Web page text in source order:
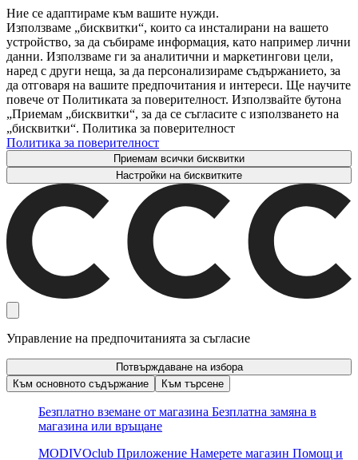
Ние се адаптираме към вашите нужди.
Използваме „бисквитки“, които са инсталирани на вашето
устройство, за да събираме информация, като например лични
данни. Използваме ги за аналитични и маркетингови цели,
наред с други неща, за да персонализираме съдържанието, за
да отговаря на вашите предпочитания и интереси. Ще научите
повече от Политиката за поверителност. Използвайте бутона
„Приемам „бисквитки“, за да се съгласите с използването на
„бисквитки“. Политика за поверителност
Политика за поверителност
Приемам всички бисквитки
Настройки на бисквитките
Управление на предпочитанията за съгласие
Потвърждаване на избора
Към основното съдържание
Към търсене
Безплатно вземане от магазина Безплатна замяна в
магазина или връщане
MODIVOclub Приложение Намерете магазин Помощ и